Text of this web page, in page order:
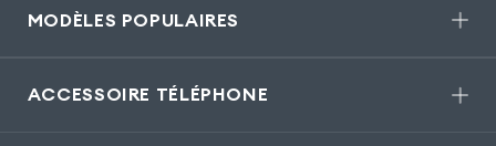
MODÈLES POPULAIRES
ACCESSOIRE TÉLÉPHONE